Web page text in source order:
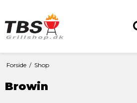
Forside / Shop
Browin